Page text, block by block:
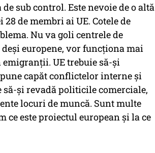
sub control. Este nevoie de o altă
de membri ai UE. Cotele de
Nu va goli centrele de
europene, vor funcționa mai
UE trebuie să-și
capăt conflictelor interne și
și revadă politicile comerciale,
locuri de muncă. Sunt multe
ce este proiectul european și la ce